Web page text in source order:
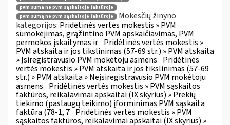
pvm suma ne pvm sąskaitoje faktūroje
pvm sumą ne pvm sąskaitoje faktūroje
Mokesčių žinyno
kategorijos: Pridėtinės vertės mokestis » PVM
sumokėjimas, grąžintino PVM apskaičiavimas, PVM
permokos įskaitymas ir Pridėtinės vertės mokestis »
PVM atskaita ir jos tikslinimas (57-69 str.) » PVM atskaita
» Įsiregistravusio PVM mokėtoju asmens Pridėtinės
vertės mokestis » PVM atskaita ir jos tikslinimas (57-69
str.) » PVM atskaita » Neįsiregistravusio PVM mokėtoju
asmens Pridėtinės vertės mokestis » PVM sąskaitos
faktūros, reikalavimai apskaitai (IX skyrius) » Prekių
tiekimo (paslaugų teikimo) įforminimas PVM sąskaita
faktūra (78-1, 7 Pridėtinės vertės mokestis » PVM
sąskaitos faktūros, reikalavimai apskaitai (IX skyrius) »